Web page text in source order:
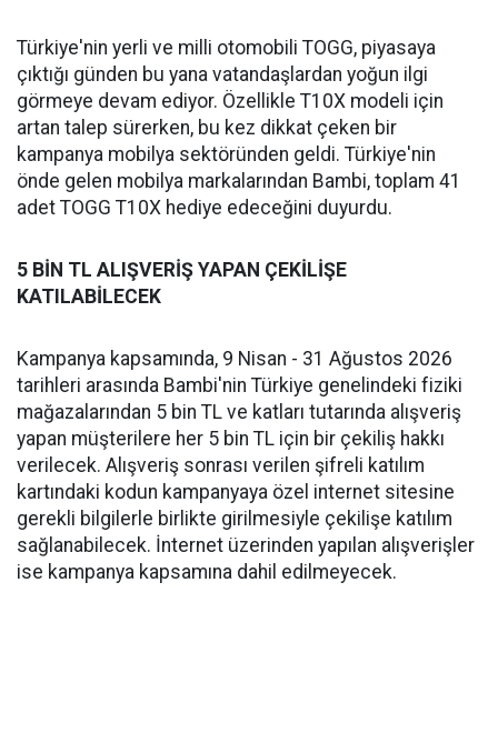
Türkiye'nin yerli ve milli otomobili TOGG, piyasaya
çıktığı günden bu yana vatandaşlardan yoğun ilgi
görmeye devam ediyor. Özellikle T10X modeli için
artan talep sürerken, bu kez dikkat çeken bir
kampanya mobilya sektöründen geldi. Türkiye'nin
önde gelen mobilya markalarından Bambi, toplam 41
adet TOGG T10X hediye edeceğini duyurdu.
5 BİN TL ALIŞVERİŞ YAPAN ÇEKİLİŞE
KATILABİLECEK
Kampanya kapsamında, 9 Nisan - 31 Ağustos 2026
tarihleri arasında Bambi'nin Türkiye genelindeki fiziki
mağazalarından 5 bin TL ve katları tutarında alışveriş
yapan müşterilere her 5 bin TL için bir çekiliş hakkı
verilecek. Alışveriş sonrası verilen şifreli katılım
kartındaki kodun kampanyaya özel internet sitesine
gerekli bilgilerle birlikte girilmesiyle çekilişe katılım
sağlanabilecek. İnternet üzerinden yapılan alışverişler
ise kampanya kapsamına dahil edilmeyecek.